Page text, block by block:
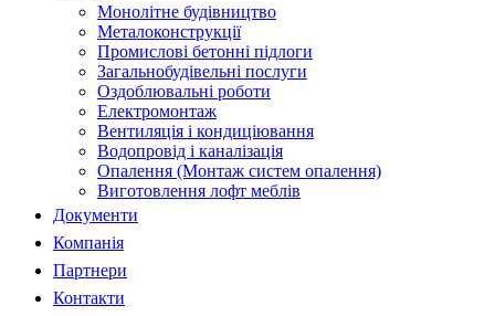
Монолітне будівництво
Металоконструкції
Промислові бетонні підлоги
Загальнобудівельні послуги
Оздоблювальні роботи
Електромонтаж
Вентиляція і кондиціювання
Водопровід і каналізація
Опалення (Монтаж систем опалення)
Виготовлення лофт меблів
Документи
Компанія
Партнери
Контакти